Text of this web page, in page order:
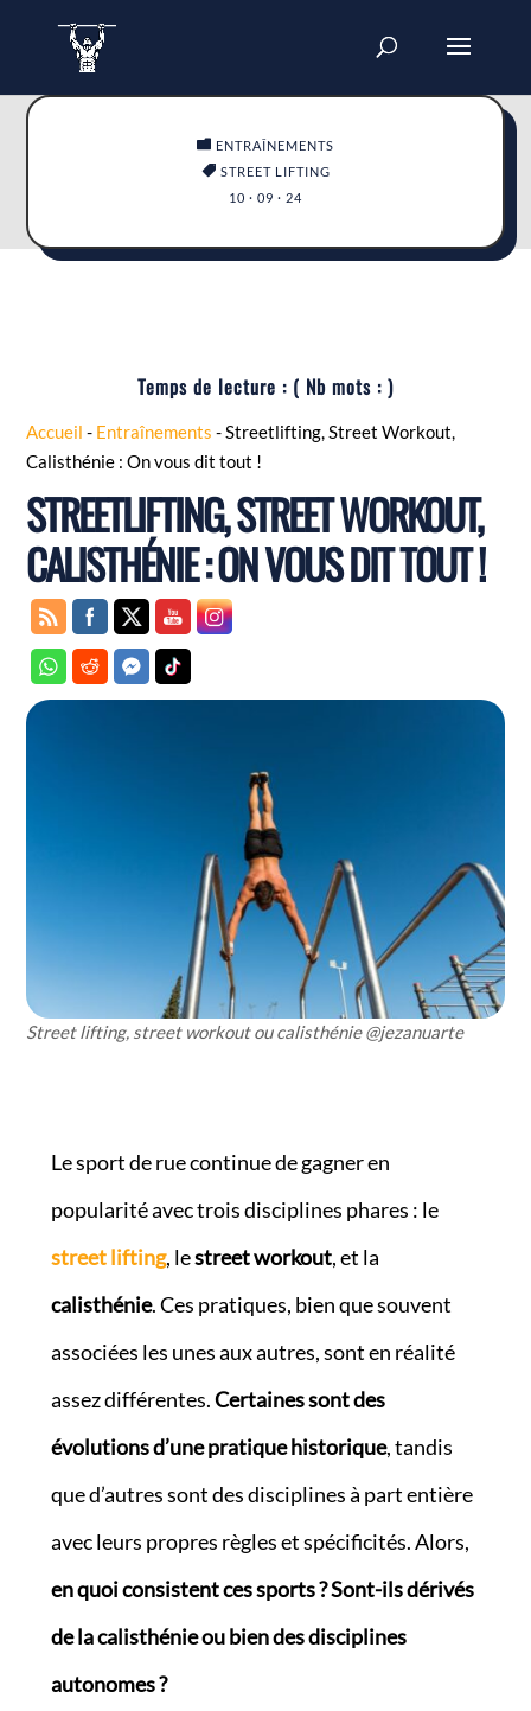
 ENTRAÎNEMENTS
 STREET LIFTING
10 · 09 · 24
Temps de lecture : ( Nb mots : )
Accueil - Entraînements -Streetlifting, Street Workout,
Calisthénie : On vous dit tout !
STREETLIFTING, STREET WORKOUT,
CALISTHÉNIE : ON VOUS DIT TOUT !
Street lifting, street workout ou calisthénie @jezanuarte
Le sport de rue continue de gagner en
popularité avec trois disciplines phares : le
street lifting, lestreet workout, et la
calisthénie. Ces pratiques, bien que souvent
associées les unes aux autres, sont en réalité
assez différentes.Certaines sont des
évolutions d’une pratique historique, tandis
que d’autres sont des disciplines à part entière
avec leurs propres règles et spécificités. Alors,
en quoi consistent ces sports ?Sont-ils dérivés
de la calisthénie ou bien des disciplines
autonomes ?